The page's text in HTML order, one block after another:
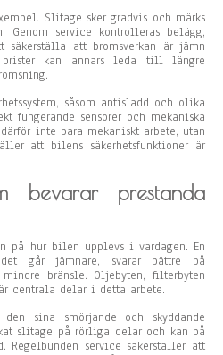
Slitage sker gradvis och märks
service kontrolleras belägg,
säkerställa att bromsverkan är jämn
kan annars leda till längre
såsom antisladd och olika
fungerande sensorer och mekaniska
inte bara mekaniskt arbete, utan
att bilens säkerhetsfunktioner är
bevarar prestanda
på hur bilen upplevs i vardagen. En
går jämnare, svarar bättre på
bränsle. Oljebyten, filterbyten
centrala delar i detta arbete.
sina smörjande och skyddande
slitage på rörliga delar och kan på
Regelbunden service säkerställer att